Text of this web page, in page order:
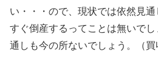
い・・・ので、現状では依然見通
すぐ倒産するってことは無いで
通しも今の所ないでしょう。（買